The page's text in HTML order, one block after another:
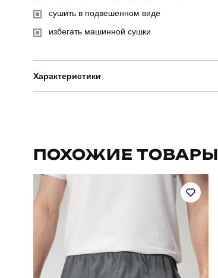
сушить в подвешенном виде
избегать машинной сушки
Характеристики
Стиль
Склад тканини
ПОХОЖИЕ ТОВАРЫ